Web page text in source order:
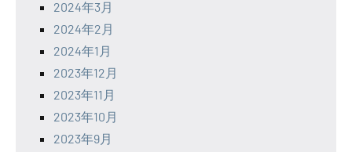
2024年3月
2024年2月
2024年1月
2023年12月
2023年11月
2023年10月
2023年9月